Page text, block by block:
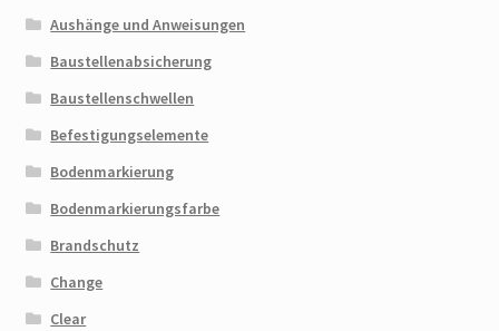
Aushänge und Anweisungen
Baustellenabsicherung
Baustellenschwellen
Befestigungselemente
Bodenmarkierung
Bodenmarkierungsfarbe
Brandschutz
Change
Clear